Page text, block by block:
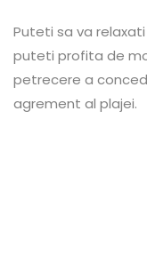
Puteti sa va
puteti profita de
petrecere a
agrement al plajei.